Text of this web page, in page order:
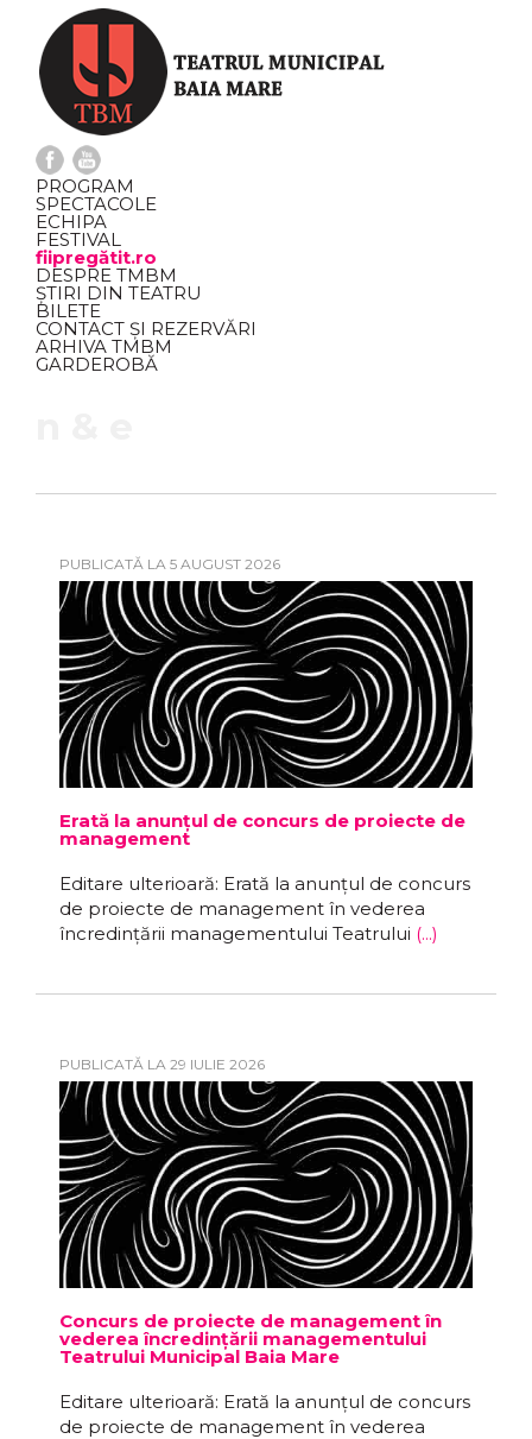
PROGRAM
SPECTACOLE
ECHIPA
FESTIVAL
fiipregătit.ro
DESPRE TMBM
ȘTIRI DIN TEATRU
BILETE
CONTACT ȘI REZERVĂRI
ARHIVA TMBM
GARDEROBĂ
PUBLICATĂ LA 5 AUGUST 2026
Erată la anunțul de concurs de proiecte de
management
Editare ulterioară: Erată la anunțul de concurs
de proiecte de management în vederea
încredințării managementului Teatrului (...)
PUBLICATĂ LA 29 IULIE 2026
Concurs de proiecte de management în
vederea încredințării managementului
Teatrului Municipal Baia Mare
Editare ulterioară: Erată la anunțul de concurs
de proiecte de management în vederea